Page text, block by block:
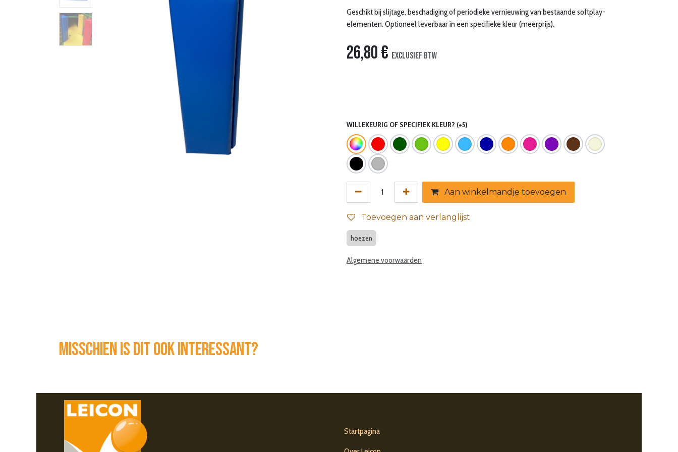
Geschikt bij slijtage, beschadiging of periodieke vernieuwing van bestaande softplay-
elementen. Optioneel leverbaar in een specifieke kleur (meerprijs).
26,80€ Exclusief btw
WILLEKEURIG OF SPECIFIEK KLEUR? (+5)
Aan winkelmandje toevoegen
Toevoegen aan verlanglijst
hoezen
Algemene voorwaarden
Misschien is dit ook interessant?
Startpagina